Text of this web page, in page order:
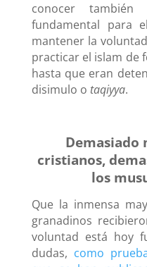
conocer
fundamental para
mantener la
practicar el islam de
hasta que eran
disimulo o taqiyya.
Demasiado
cristianos,
los
Que la inmensa
granadinos
voluntad está hoy
dudas, como